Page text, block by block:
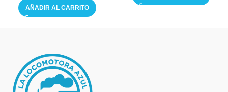
AÑADIR AL CARRITO